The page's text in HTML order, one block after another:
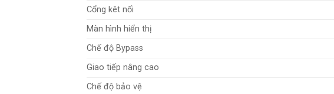
Cổng kêt nối
Màn hình hiển thị
Chế độ Bypass
Giao tiếp nâng cao
Chế độ bảo vệ